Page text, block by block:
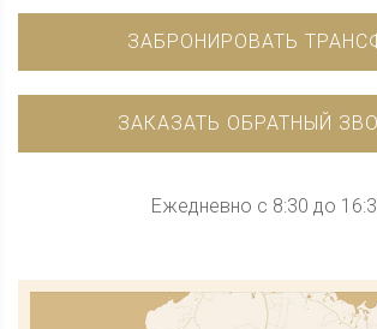
ЗАБРОНИРОВАТЬ
ЗАКАЗАТЬ ОБРАТНЫЙ
Ежедневно с 8:30 до